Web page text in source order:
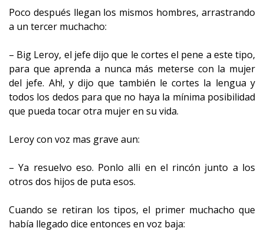
Poco después llegan los mismos hombres, arrastrando
a un tercer muchacho:
– Big Leroy, el jefe dijo que le cortes el pene a este tipo,
para que aprenda a nunca más meterse con la mujer
del jefe. Ah!, y dijo que también le cortes la lengua y
todos los dedos para que no haya la mínima posibilidad
que pueda tocar otra mujer en su vida.
Leroy con voz mas grave aun:
– Ya resuelvo eso. Ponlo alli en el rincón junto a los
otros dos hijos de puta esos.
Cuando se retiran los tipos, el primer muchacho que
había llegado dice entonces en voz baja: